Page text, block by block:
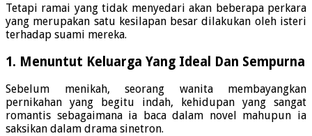
Tetapi ramai yang tidak menyedari akan beberapa perkara
yang merupakan satu kesilapan besar dilakukan oleh isteri
terhadap suami mereka.
1. Menuntut Keluarga Yang Ideal Dan Sempurna
Sebelum menikah, seorang wanita membayangkan
pernikahan yang begitu indah, kehidupan yang sangat
romantis sebagaimana ia baca dalam novel mahupun ia
saksikan dalam drama sinetron.